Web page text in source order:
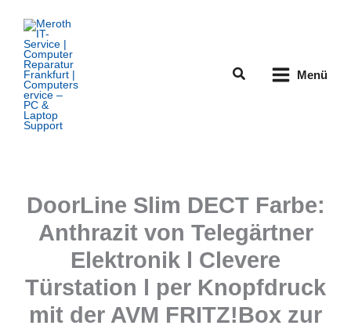
Inhalt
springen
Suchen Menü
DoorLine Slim DECT Farbe:
Anthrazit von Telegärtner
Elektronik l Clevere
Türstation l per Knopfdruck
mit der AVM FRITZ!Box zur